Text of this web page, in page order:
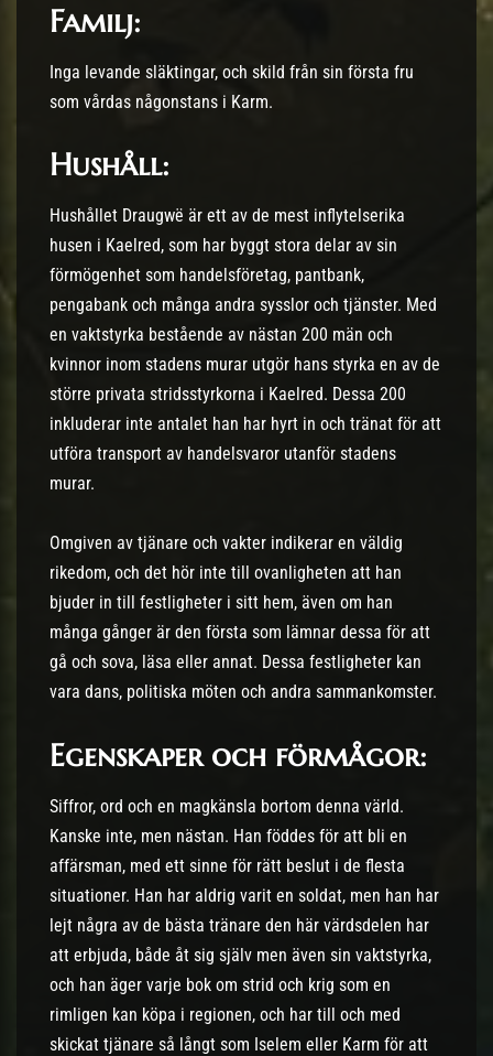
Familj:
Inga levande släktingar, och skild från sin första fru
som vårdas någonstans i Karm.
Hushåll:
Hushållet Draugwë är ett av de mest inflytelserika
husen i Kaelred, som har byggt stora delar av sin
förmögenhet som handelsföretag, pantbank,
pengabank och många andra sysslor och tjänster. Med
en vaktstyrka bestående av nästan 200 män och
kvinnor inom stadens murar utgör hans styrka en av de
större privata stridsstyrkorna i Kaelred. Dessa 200
inkluderar inte antalet han har hyrt in och tränat för att
utföra transport av handelsvaror utanför stadens
murar.
Omgiven av tjänare och vakter indikerar en väldig
rikedom, och det hör inte till ovanligheten att han
bjuder in till festligheter i sitt hem, även om han
många gånger är den första som lämnar dessa för att
gå och sova, läsa eller annat. Dessa festligheter kan
vara dans, politiska möten och andra sammankomster.
Egenskaper och förmågor:
Siffror, ord och en magkänsla bortom denna värld.
Kanske inte, men nästan. Han föddes för att bli en
affärsman, med ett sinne för rätt beslut i de flesta
situationer. Han har aldrig varit en soldat, men han har
lejt några av de bästa tränare den här värdsdelen har
att erbjuda, både åt sig själv men även sin vaktstyrka,
och han äger varje bok om strid och krig som en
rimligen kan köpa i regionen, och har till och med
skickat tjänare så långt som Iselem eller Karm för att